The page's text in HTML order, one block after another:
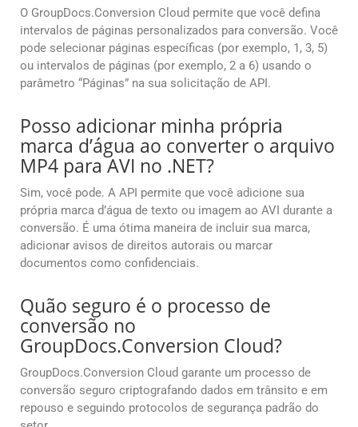
O GroupDocs.Conversion Cloud permite que você defina
intervalos de páginas personalizados para conversão. Você
pode selecionar páginas específicas (por exemplo, 1, 3, 5)
ou intervalos de páginas (por exemplo, 2 a 6) usando o
parâmetro “Páginas” na sua solicitação de API.
Posso adicionar minha própria
marca d’água ao converter o arquivo
MP4 para AVI no .NET?
Sim, você pode. A API permite que você adicione sua
própria marca d’água de texto ou imagem ao AVI durante a
conversão. É uma ótima maneira de incluir sua marca,
adicionar avisos de direitos autorais ou marcar
documentos como confidenciais.
Quão seguro é o processo de
conversão no
GroupDocs.Conversion Cloud?
GroupDocs.Conversion Cloud garante um processo de
conversão seguro criptografando dados em trânsito e em
repouso e seguindo protocolos de segurança padrão do